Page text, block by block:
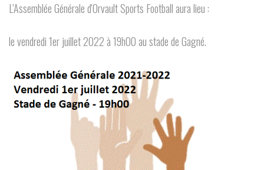
L’Assemblée Générale d'Orvault Sports Football aura lieu :
le vendredi 1er juillet 2022 à 19h00 au stade de Gagné.